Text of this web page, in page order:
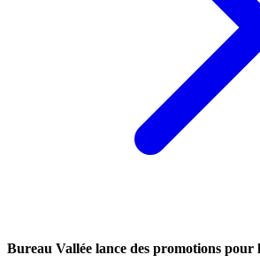
Bureau Vallée lance des promotions pour